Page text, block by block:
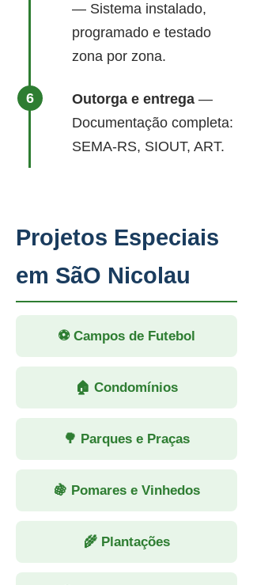
— Sistema instalado,
programado e testado
zona por zona.
Outorga e entrega —
Documentação completa:
SEMA-RS, SIOUT, ART.
Projetos Especiais
em SãO Nicolau
⚽ Campos de Futebol
🏠 Condomínios
🌳 Parques e Praças
🍇 Pomares e Vinhedos
🌾 Plantações